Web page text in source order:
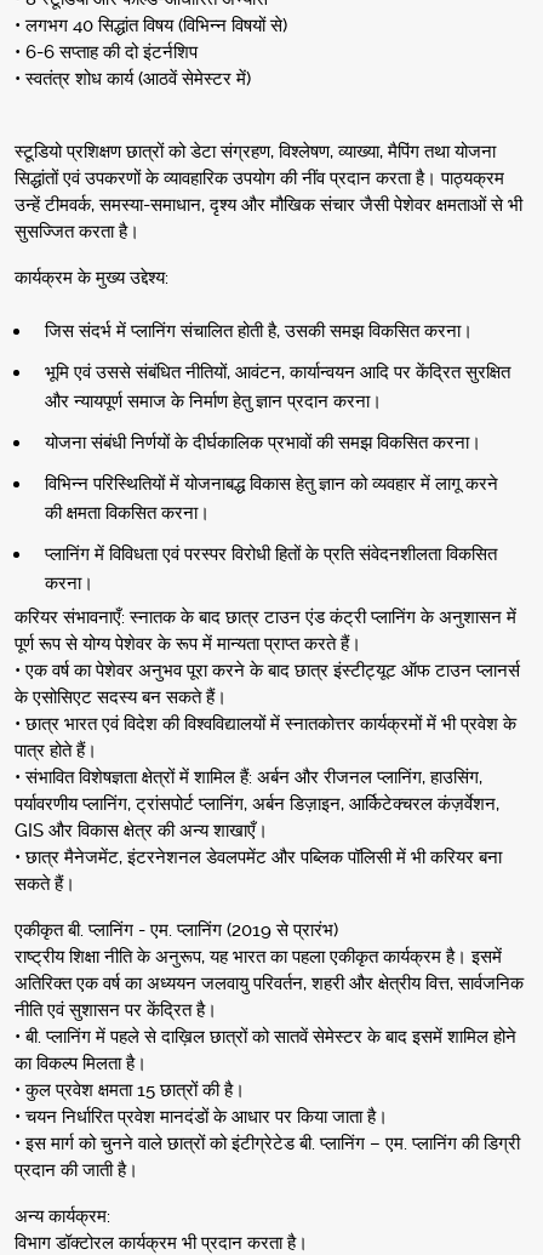
• लगभग 40 सिद्धांत विषय (विभिन्न विषयों से)
• 6-6 सप्ताह की दो इंटर्नशिप
• स्वतंत्र शोध कार्य (आठवें सेमेस्टर में)
स्टूडियो प्रशिक्षण छात्रों को डेटा संग्रहण, विश्लेषण, व्याख्या, मैपिंग तथा योजना
सिद्धांतों एवं उपकरणों के व्यावहारिक उपयोग की नींव प्रदान करता है। पाठ्यक्रम
उन्हें टीमवर्क, समस्या-समाधान, दृश्य और मौखिक संचार जैसी पेशेवर क्षमताओं से भी
सुसज्जित करता है।
कार्यक्रम के मुख्य उद्देश्य:
जिस संदर्भ में प्लानिंग संचालित होती है, उसकी समझ विकसित करना।
भूमि एवं उससे संबंधित नीतियों, आवंटन, कार्यान्वयन आदि पर केंद्रित सुरक्षित
और न्यायपूर्ण समाज के निर्माण हेतु ज्ञान प्रदान करना।
योजना संबंधी निर्णयों के दीर्घकालिक प्रभावों की समझ विकसित करना।
विभिन्न परिस्थितियों में योजनाबद्ध विकास हेतु ज्ञान को व्यवहार में लागू करने
की क्षमता विकसित करना।
प्लानिंग में विविधता एवं परस्पर विरोधी हितों के प्रति संवेदनशीलता विकसित
करना।
करियर संभावनाएँ: स्नातक के बाद छात्र टाउन एंड कंट्री प्लानिंग के अनुशासन में
पूर्ण रूप से योग्य पेशेवर के रूप में मान्यता प्राप्त करते हैं।
• एक वर्ष का पेशेवर अनुभव पूरा करने के बाद छात्र इंस्टीट्यूट ऑफ टाउन प्लानर्स
के एसोसिएट सदस्य बन सकते हैं।
• छात्र भारत एवं विदेश की विश्वविद्यालयों में स्नातकोत्तर कार्यक्रमों में भी प्रवेश के
पात्र होते हैं।
• संभावित विशेषज्ञता क्षेत्रों में शामिल हैं: अर्बन और रीजनल प्लानिंग, हाउसिंग,
पर्यावरणीय प्लानिंग, ट्रांसपोर्ट प्लानिंग, अर्बन डिज़ाइन, आर्किटेक्चरल कंज़र्वेशन,
GIS और विकास क्षेत्र की अन्य शाखाएँ।
• छात्र मैनेजमेंट, इंटरनेशनल डेवलपमेंट और पब्लिक पॉलिसी में भी करियर बना
सकते हैं।
एकीकृत बी. प्लानिंग - एम. प्लानिंग (2019 से प्रारंभ)
राष्ट्रीय शिक्षा नीति के अनुरूप, यह भारत का पहला एकीकृत कार्यक्रम है। इसमें
अतिरिक्त एक वर्ष का अध्ययन जलवायु परिवर्तन, शहरी और क्षेत्रीय वित्त, सार्वजनिक
नीति एवं सुशासन पर केंद्रित है।
• बी. प्लानिंग में पहले से दाख़िल छात्रों को सातवें सेमेस्टर के बाद इसमें शामिल होने
का विकल्प मिलता है।
• कुल प्रवेश क्षमता 15 छात्रों की है।
• चयन निर्धारित प्रवेश मानदंडों के आधार पर किया जाता है।
• इस मार्ग को चुनने वाले छात्रों को इंटीग्रेटेड बी. प्लानिंग – एम. प्लानिंग की डिग्री
प्रदान की जाती है।
अन्य कार्यक्रम:
विभाग डॉक्टोरल कार्यक्रम भी प्रदान करता है।